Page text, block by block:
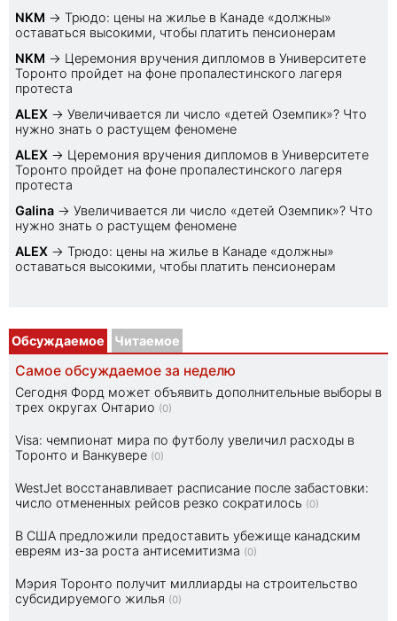
NKM → Трюдо: цены на жилье в Канаде «должны»
оставаться высокими, чтобы платить пенсионерам
NKM → Церемония вручения дипломов в Университете
Торонто пройдет на фоне пропалестинского лагеря
протеста
ALEX → Увеличивается ли число «детей Оземпик»? Что
нужно знать о растущем феномене
ALEX → Церемония вручения дипломов в Университете
Торонто пройдет на фоне пропалестинского лагеря
протеста
Galina → Увеличивается ли число «детей Оземпик»? Что
нужно знать о растущем феномене
ALEX → Трюдо: цены на жилье в Канаде «должны»
оставаться высокими, чтобы платить пенсионерам
Обсуждаемое Читаемое
Самое обсуждаемое за неделю
Сегодня Форд может объявить дополнительные выборы в
трех округах Онтарио (0)
Visa: чемпионат мира по футболу увеличил расходы в
Торонто и Ванкувере (0)
WestJet восстанавливает расписание после забастовки:
число отмененных рейсов резко сократилось (0)
В США предложили предоставить убежище канадским
евреям из-за роста антисемитизма (0)
Мэрия Торонто получит миллиарды на строительство
субсидируемого жилья (0)